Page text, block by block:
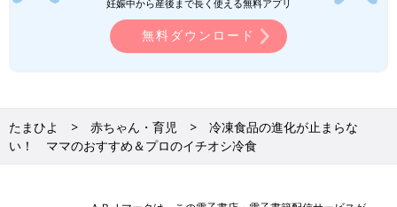
妊娠中から産後まで長く使える無料アプリ
無料ダウンロード
たまひよ 赤ちゃん・育児
冷凍食品の進化が止まらな
い！ ママのおすすめ＆プロのイチオシ冷食